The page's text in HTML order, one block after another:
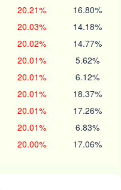
20.21% 16.80%
20.03% 14.18%
20.02% 14.77%
20.01% 5.62%
20.01% 6.12%
20.01% 18.37%
20.01% 17.26%
20.01% 6.83%
20.00% 17.06%